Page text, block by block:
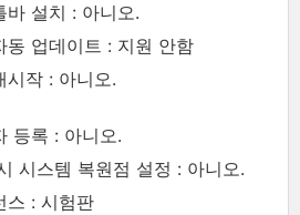
바 설치 : 아니오.
동 업데이트 : 지원 안함
시작 : 아니오.
등록 : 아니오.
시스템 복원점 설정 : 아니오.
스 : 시험판